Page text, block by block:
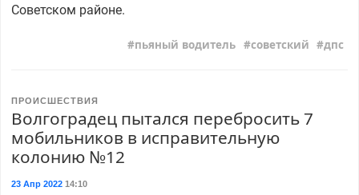
Советском районе.
пьяный водитель советский дпс
ПРОИСШЕСТВИЯ
Волгоградец пытался перебросить 7
мобильников в исправительную
колонию №12
23 Апр 202214:10